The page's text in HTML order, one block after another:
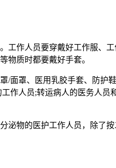
作人员要穿戴好工作服、
物质时都要戴好手套。
罩、医用乳胶手套、防护
作人员;转运病人的医务人员
物的医护工作人员，除了按